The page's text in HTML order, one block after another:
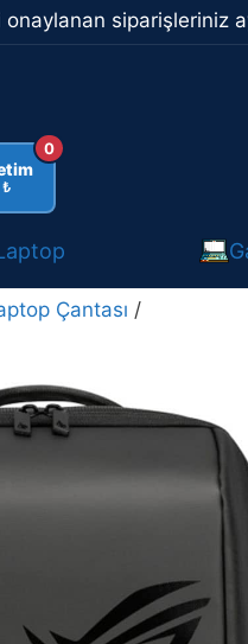
siparişleriniz
₺
0
Çantası /